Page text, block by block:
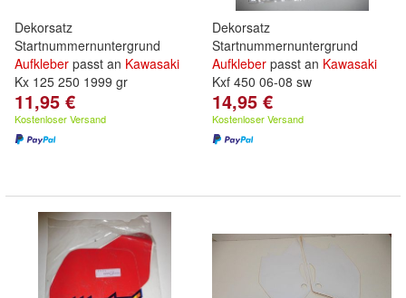
Dekorsatz
Startnummernuntergrund
Aufkleber passt an Kawasaki
Kx 125 250 1999 gr
11,95 €
Kostenloser Versand
Dekorsatz
Startnummernuntergrund
Aufkleber passt an Kawasaki
Kxf 450 06-08 sw
14,95 €
Kostenloser Versand